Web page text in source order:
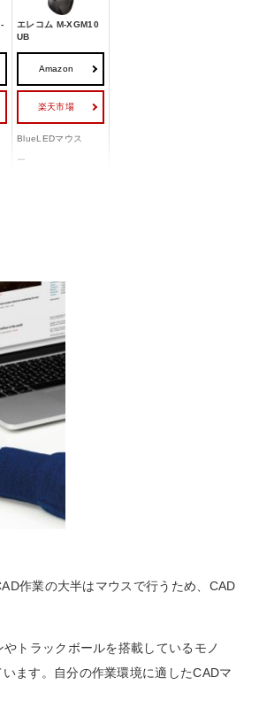
エレコム M-XGM10
UB
Amazon
楽天市場
BlueLEDマウス
ー
2000 dpi
作業の大半はマウスで行うため、CAD
トラックボールを搭載しているモノ
ます。自分の作業環境に適したCADマ